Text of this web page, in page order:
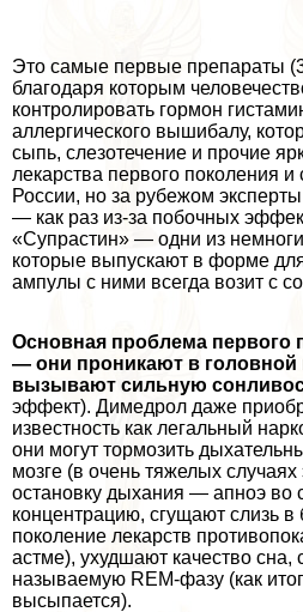
Это самые первые препараты
благодаря которым
контролировать гормон
аллергического вышибалу,
сыпь, слезотечение и прочие
лекарства первого поколения и
России, но за рубежом
— как раз из-за побочных
«Супрастин» — одни из
которые выпускают в форме
ампулы с ними всегда возит с
Основная проблема первого
— они проникают в головной
вызывают сильную
эффект). Димедрол даже
известность как легальный
они могут тормозить
мозге (в очень тяжелых
остановку дыхания — апноэ во
концентрацию, сгущают слизь
поколение лекарств
астме), ухудшают качество сна,
называемую REM-фазу (как
высыпается).